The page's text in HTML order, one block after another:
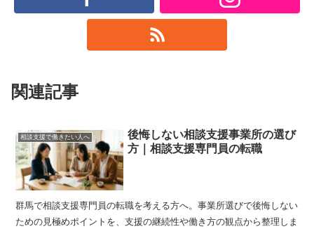
関連記事
相談支援で働きたい人へ
後悔しない相談支援事業所の選び
方｜相談支援専門員の転職
群馬で相談支援専門員の転職を考える方へ。事業所選びで後悔しない
ための見極めポイントを、支援の継続性や働き方の観点から整理しま